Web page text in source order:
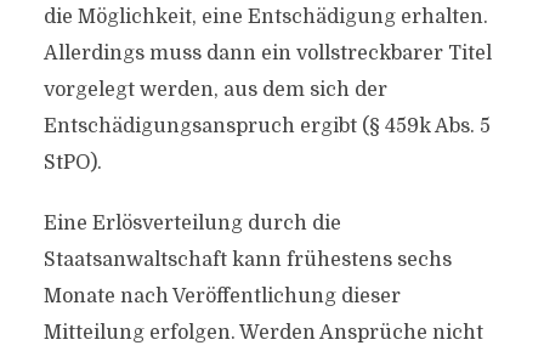
die Möglichkeit, eine Entschädigung erhalten.
Allerdings muss dann ein vollstreckbarer Titel
vorgelegt werden, aus dem sich der
Entschädigungsanspruch ergibt (§ 459k Abs. 5
StPO).
Eine Erlösverteilung durch die
Staatsanwaltschaft kann frühestens sechs
Monate nach Veröffentlichung dieser
Mitteilung erfolgen. Werden Ansprüche nicht